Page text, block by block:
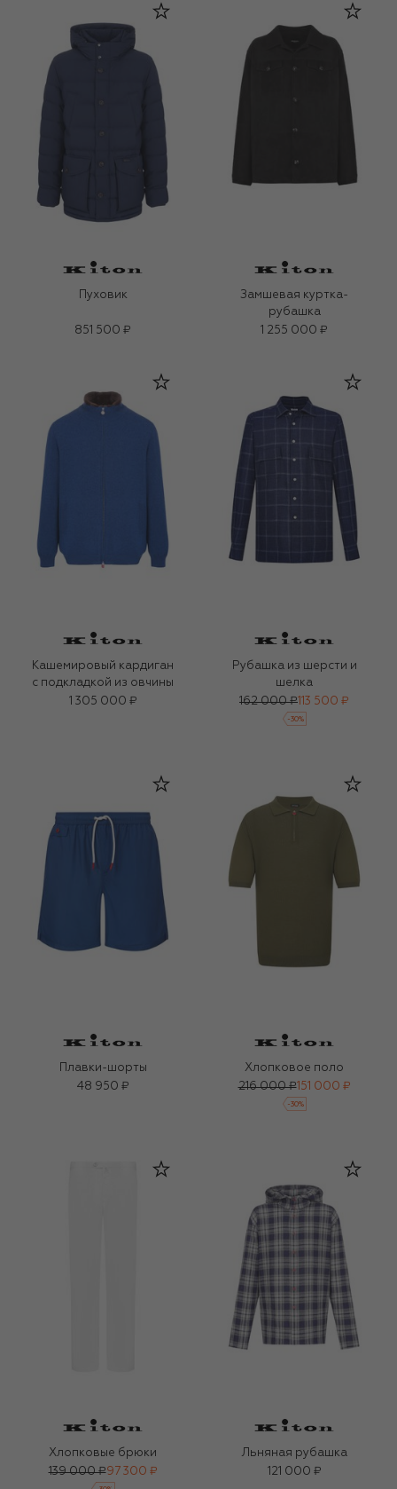
Пуховик
851 500 ₽
Замшевая куртка-
рубашка
1 255 000 ₽
Кашемировый кардиган
с подкладкой из овчины
1 305 000 ₽
Рубашка из шерсти и
шелка
162 000 ₽ 113 500 ₽
-30%
Плавки-шорты
48 950 ₽
Хлопковое поло
216 000 ₽151 000 ₽
-30%
Хлопковые брюки
139 000 ₽97 300 ₽
Льняная рубашка
121 000 ₽